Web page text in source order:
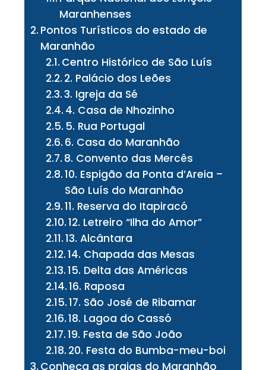
Maranhenses
Pontos Turísticos do estado de
Maranhão
Centro Histórico de São Luís
2. Palácio dos Leões
3. Igreja da Sé
4. Casa de Nhozinho
5. Rua Portugal
6. Casa do Maranhão
8. Convento das Mercês
10. Espigão da Ponta d’Areia –
São Luís do Maranhão
11. Reserva do Itapiracó
12. Letreiro “Ilha do Amor”
13. Alcântara
14. Chapada das Mesas
15. Delta das Américas
16. Raposa
17. São José de Ribamar
18. Lagoa do Cassó
19. Festa de São João
20. Festa do Bumba-meu-boi
Conheça as praias do Maranhão